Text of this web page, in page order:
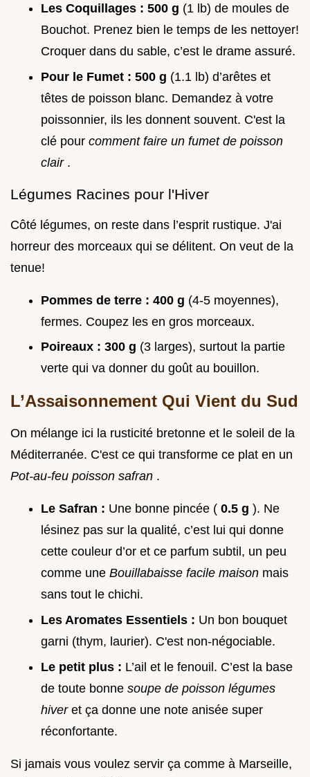
Les Coquillages : 500 g (1 lb) de moules de
Bouchot. Prenez bien le temps de les nettoyer!
Croquer dans du sable, c’est le drame assuré.
Pour le Fumet : 500 g (1.1 lb) d’arêtes et
têtes de poisson blanc. Demandez à votre
poissonnier, ils les donnent souvent. C'est la
clé pour comment faire un fumet de poisson
clair .
Légumes Racines pour l'Hiver
Côté légumes, on reste dans l’esprit rustique. J'ai
horreur des morceaux qui se délitent. On veut de la
tenue!
Pommes de terre : 400 g (4-5 moyennes),
fermes. Coupez les en gros morceaux.
Poireaux : 300 g (3 larges), surtout la partie
verte qui va donner du goût au bouillon.
L’Assaisonnement Qui Vient du Sud
On mélange ici la rusticité bretonne et le soleil de la
Méditerranée. C'est ce qui transforme ce plat en un
Pot-au-feu poisson safran .
Le Safran : Une bonne pincée ( 0.5 g ). Ne
lésinez pas sur la qualité, c’est lui qui donne
cette couleur d’or et ce parfum subtil, un peu
comme une Bouillabaisse facile maison mais
sans tout le chichi.
Les Aromates Essentiels : Un bon bouquet
garni (thym, laurier). C'est non-négociable.
Le petit plus : L’ail et le fenouil. C’est la base
de toute bonne soupe de poisson légumes
hiver et ça donne une note anisée super
réconfortante.
Si jamais vous voulez servir ça comme à Marseille,